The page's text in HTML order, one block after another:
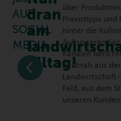
AUF
SOCIAL
MEDIA
dran
am
Alltag!
über
Praxistipps und
hinter die
Auf unseren
Kanälen
hautnah aus
Landwirtschaft
Feld, aus dem
unseren